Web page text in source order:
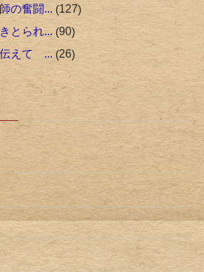
の奮闘... 127
とられ... 90
伝えて ... 26